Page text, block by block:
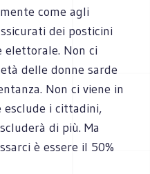
come agli
dei posticini
Non ci
delle donne sarde
Non ci viene in
esclude i cittadini,
di più. Ma
è essere il 50%